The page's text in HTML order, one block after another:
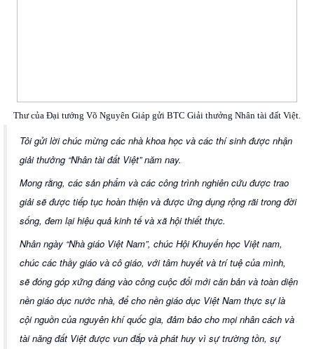
Thư của Đại tướng Võ Nguyên Giáp gửi BTC Giải thưởng Nhân tài đất Việt.
Tôi gửi lời chúc mừng các nhà khoa học và các thí sinh được nhận
giải thưởng “Nhân tài đất Việt” năm nay.
Mong rằng, các sản phẩm và các công trình nghiên cứu được trao
giải sẽ được tiếp tục hoàn thiện và được ứng dụng rộng rãi trong đời
sống, đem lại hiệu quả kinh tế và xã hội thiết thực.
Nhân ngày “Nhà giáo Việt Nam”, chúc Hội Khuyến học Việt nam,
chúc các thầy giáo và cô giáo, với tâm huyết và trí tuệ của mình,
sẽ đóng góp xứng đáng vào công cuộc đổi mới căn bản và toàn diện
nền giáo dục nước nhà, để cho nền giáo dục Việt Nam thực sự là
cội nguồn của nguyên khí quốc gia, đảm bảo cho mọi nhân cách và
tài năng đất Việt được vun đắp và phát huy vì sự trường tồn, sự